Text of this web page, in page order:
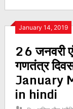
January 14, 2019
26 जनवरी
गणतंत्र
January
in hindi